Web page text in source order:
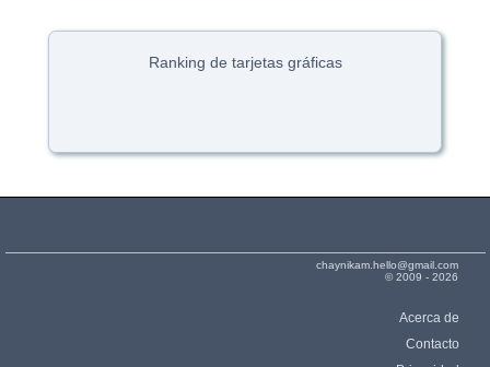
Ranking de tarjetas gráficas
chaynikam.hello@gmail.com
© 2009 - 2026
Acerca de
Contacto